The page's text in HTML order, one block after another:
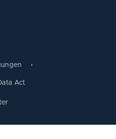
tauschen
Act